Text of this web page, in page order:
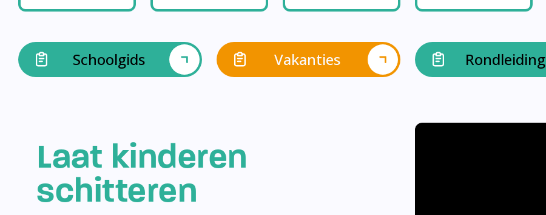
Schoolgids Vakanties Rondleiding
Laat kinderen
schitteren